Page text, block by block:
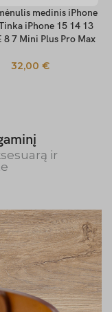
medinis iPhone
iPhone 15 14 13
8 7 Mini Plus Pro Max
32,00 €
ir